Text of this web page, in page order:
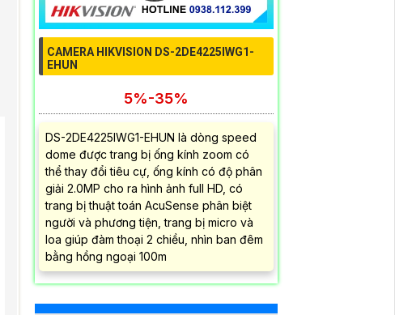
CAMERA HIKVISION DS-2DE4225IWG1-
EHUN
5%-35%
DS-2DE4225IWG1-EHUN là dòng speed
dome được trang bị ống kính zoom có
thể thay đổi tiêu cự, ống kính có độ phân
giải 2.0MP cho ra hình ảnh full HD, có
trang bị thuật toán AcuSense phân biệt
người và phương tiện, trang bị micro và
loa giúp đàm thoại 2 chiều, nhìn ban đêm
bằng hồng ngoại 100m